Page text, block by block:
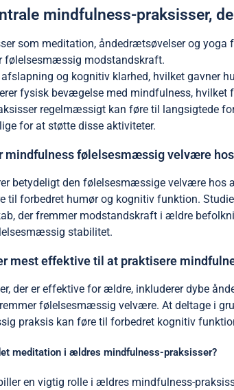
mindfulness-praksisser,
som meditation, åndedrætsøvelser og yoga
følelsesmæssig modstandskraft.
og kognitiv klarhed, hvilket gavner
fysisk bevægelse med mindfulness,
regelmæssigt kan føre til langsigtede
for at støtte disse aktiviteter.
mindfulness følelsesmæssig velvære
betydeligt den følelsesmæssige velvære
til forbedret humør og kognitiv funktion.
der fremmer modstandskraft i ældre
stabilitet.
mest effektive til at praktisere
der er effektive for ældre, inkluderer dybe
følelsesmæssig velvære. At deltage i
praksis kan føre til forbedret kognitiv
meditation i ældres mindfulness-praksisser?
en vigtig rolle i ældres mindfulness-